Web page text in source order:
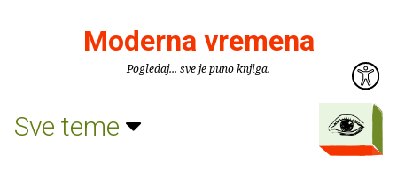
Moderna vremena
Pogledaj... sve je puno knjiga.
Sve teme